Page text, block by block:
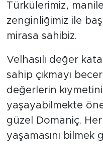
Türkülerimiz,
zenginliğimiz ile
mirasa sahibiz.
Velhasılı değer
sahip çıkmayı
değerlerin
yaşayabilmekte
güzel Domaniç.
yaşamasını bilmek